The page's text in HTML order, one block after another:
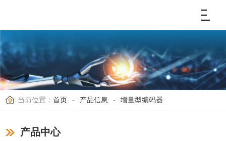
当前位置： 首页 - 产品信息 - 增量型编码器
产品中心